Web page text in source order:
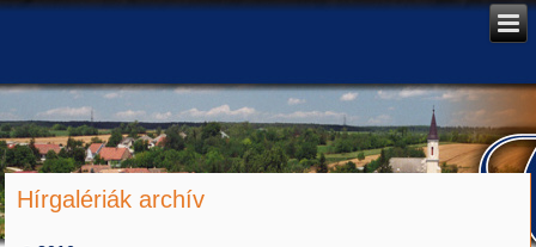
Hírgalériák archív